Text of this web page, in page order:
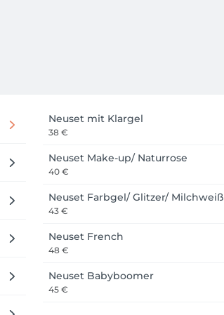
Neuset mit Klargel
38 €
Neuset Make-up/ Naturrose
40 €
Neuset Farbgel/ Glitzer/ Milchweiß
43 €
Neuset French
48 €
Neuset Babyboomer
45 €